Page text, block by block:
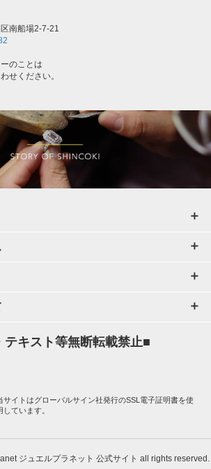
南船場2-7-21
のことは
せください。
テキスト等無断転載禁止■
サイトはグローバルサイン社発行のSSL電子証明書を使
しています。
ジュエルプラネット 公式サイト all rights reserved.